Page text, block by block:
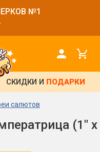
№1
СКИДКИ И ПОДАРКИ
салютов
(1" х